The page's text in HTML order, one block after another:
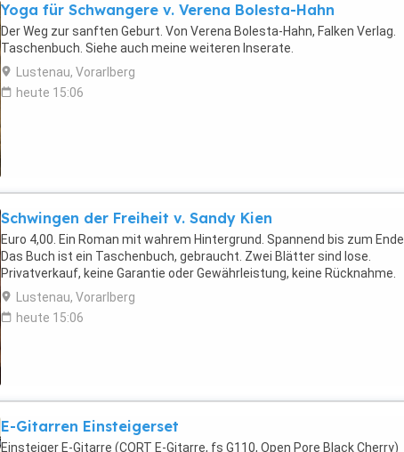
Yoga für Schwangere v. Verena Bolesta-Hahn
Der Weg zur sanften Geburt. Von Verena Bolesta-Hahn, Falken Verlag.
Taschenbuch. Siehe auch meine weiteren Inserate.
Lustenau, Vorarlberg
heute 15:06
Schwingen der Freiheit v. Sandy Kien
Euro 4,00. Ein Roman mit wahrem Hintergrund. Spannend bis zum Ende.
Das Buch ist ein Taschenbuch, gebraucht. Zwei Blätter sind lose.
Privatverkauf, keine Garantie oder Gewährleistung, keine Rücknahme.
Lustenau, Vorarlberg
heute 15:06
E-Gitarren Einsteigerset
Einsteiger E-Gitarre (CORT E-Gitarre, fs G110, Open Pore Black Cherry)